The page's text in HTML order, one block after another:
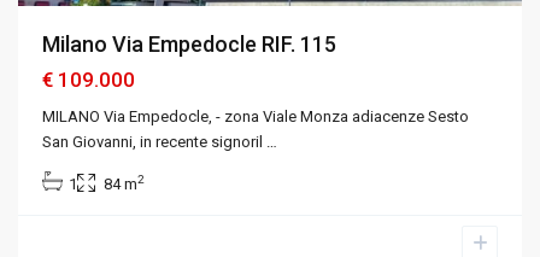
Milano Via Empedocle RIF. 115
€ 109.000
MILANO Via Empedocle, - zona Viale Monza adiacenze Sesto
San Giovanni, in recente signoril
1 84 m2
Monza,